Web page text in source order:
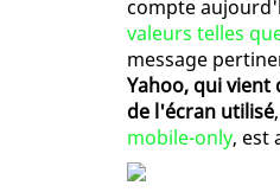
compte
valeurs telles
message
Yahoo, qui
de l'écran utilisé
mobile-only, est